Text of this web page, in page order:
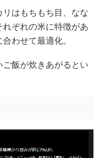
はもちもち目、なな
ぞれの米に特徴があ
わせて最適化。
飯が炊きあがるとい